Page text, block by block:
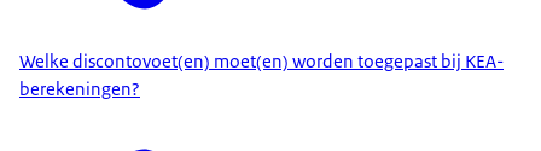
Welke discontovoet(en) moet(en) worden toegepast bij KEA-
berekeningen?